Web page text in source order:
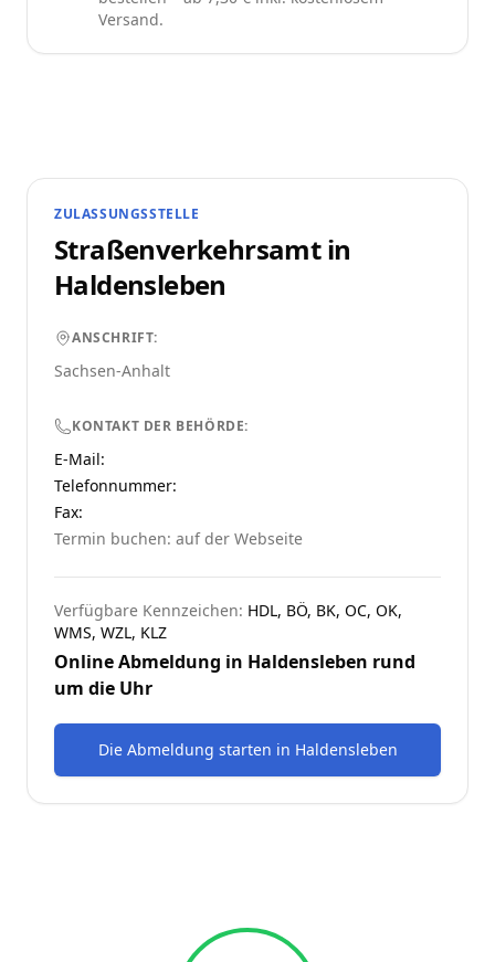
Versand.
ZULASSUNGSSTELLE
Straßenverkehrsamt in
Haldensleben
ANSCHRIFT:
Sachsen-Anhalt
KONTAKT DER BEHÖRDE:
E-Mail:
Telefonnummer:
Fax:
Termin buchen: auf der Webseite
Verfügbare Kennzeichen: HDL, BÖ, BK, OC, OK,
WMS, WZL, KLZ
Online Abmeldung in Haldensleben rund
um die Uhr
Die Abmeldung starten in Haldensleben